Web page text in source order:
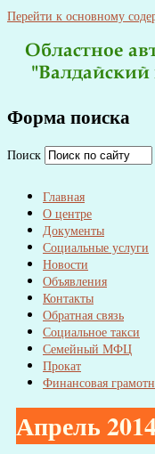
Перейти к основному
Форма поиска
Поиск
Главная
О центре
Документы
Социальные услуги
Новости
Объявления
Контакты
Обратная связь
Социальное такси
Семейный МФЦ
Прокат
Финансовая
Апрель